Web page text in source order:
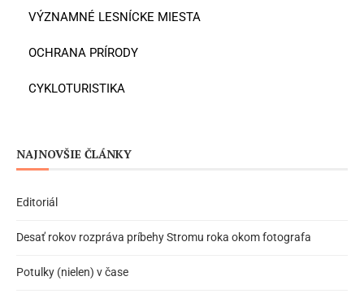
VÝZNAMNÉ LESNÍCKE MIESTA
OCHRANA PRÍRODY
CYKLOTURISTIKA
NAJNOVŠIE ČLÁNKY
Editoriál
Desať rokov rozpráva príbehy Stromu roka okom fotografa
Potulky (nielen) v čase